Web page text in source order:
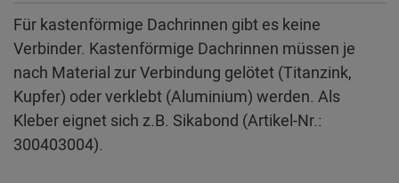
Für kastenförmige Dachrinnen gibt es keine
Verbinder. Kastenförmige Dachrinnen müssen je
nach Material zur Verbindung gelötet (Titanzink,
Kupfer) oder verklebt (Aluminium) werden. Als
Kleber eignet sich z.B. Sikabond (Artikel-Nr.:
300403004).